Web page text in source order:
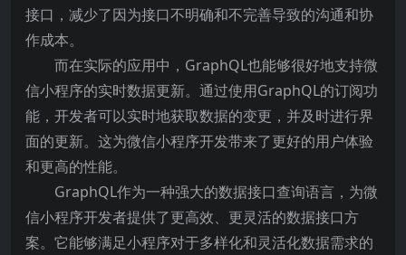
接口，减少了因为接口不明确和不完善导致的沟通和协
作成本。
而在实际的应用中，GraphQL也能够很好地支持微
信小程序的实时数据更新。通过使用GraphQL的订阅功
能，开发者可以实时地获取数据的变更，并及时进行界
面的更新。这为微信小程序开发带来了更好的用户体验
和更高的性能。
GraphQL作为一种强大的数据接口查询语言，为微
信小程序开发者提供了更高效、更灵活的数据接口方
案。它能够满足小程序对于多样化和灵活化数据需求的